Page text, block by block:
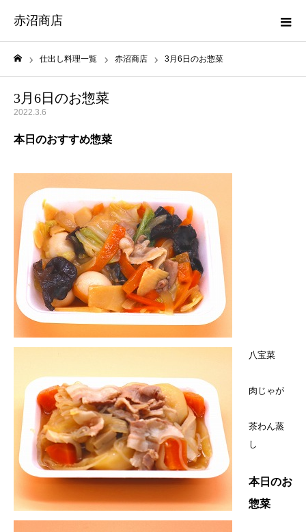
赤沼商店
仕出し料理一覧 赤沼商店 3月6日のお惣菜
3月6日のお惣菜
2022.3.6
本日のおすすめ惣菜
八宝菜
肉じゃが
茶わん蒸
し
本日のお
惣菜